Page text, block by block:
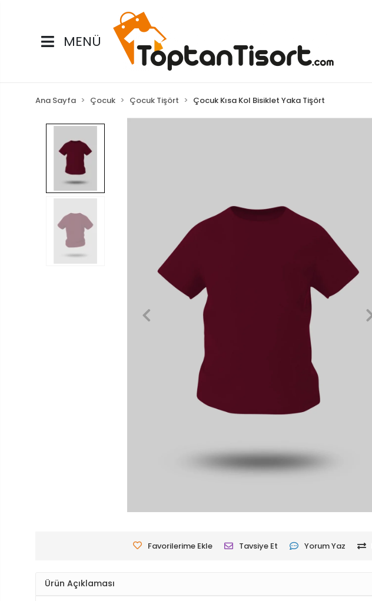
MENÜ
Ana Sayfa Çocuk Çocuk Tişört Çocuk Kısa Kol Bisiklet Yaka Tişört
Favorilerime Ekle Tavsiye Et Yorum Yaz
Ürün Açıklaması